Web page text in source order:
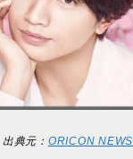
出典元： ORICON NEWS